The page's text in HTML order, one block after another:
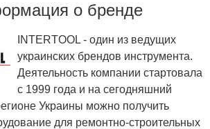
о бренде
INTERTOOL - один из ведущих
украинских брендов инструмента.
Деятельность компании стартовала
с 1999 года и на сегодняшний
Украины можно получить
для ремонтно-строительных